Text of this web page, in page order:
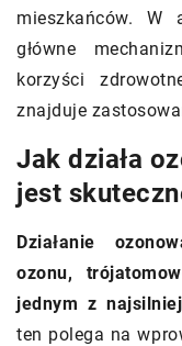
mieszkańców. W
główne
korzyści
znajduje
Jak działa
jest
Działanie
ozonu,
jednym z
ten polega na